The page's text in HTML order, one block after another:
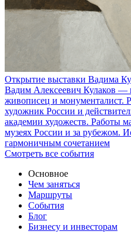
Открытие выставки Вадима
Вадим Алексеевич Кулаков
живописец и монументалист.
художник России и
академии художеств. Работы
музеях России и за рубежом.
гармоничным сочетанием
Смотреть все события
Основное
Чем заняться
Маршруты
События
Блог
Бизнесу и инвесторам